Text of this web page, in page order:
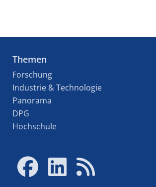
Themen
Forschung
Industrie & Technologie
Panorama
DPG
Hochschule